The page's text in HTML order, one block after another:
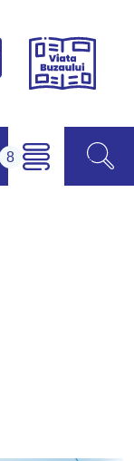
Campus
Viața